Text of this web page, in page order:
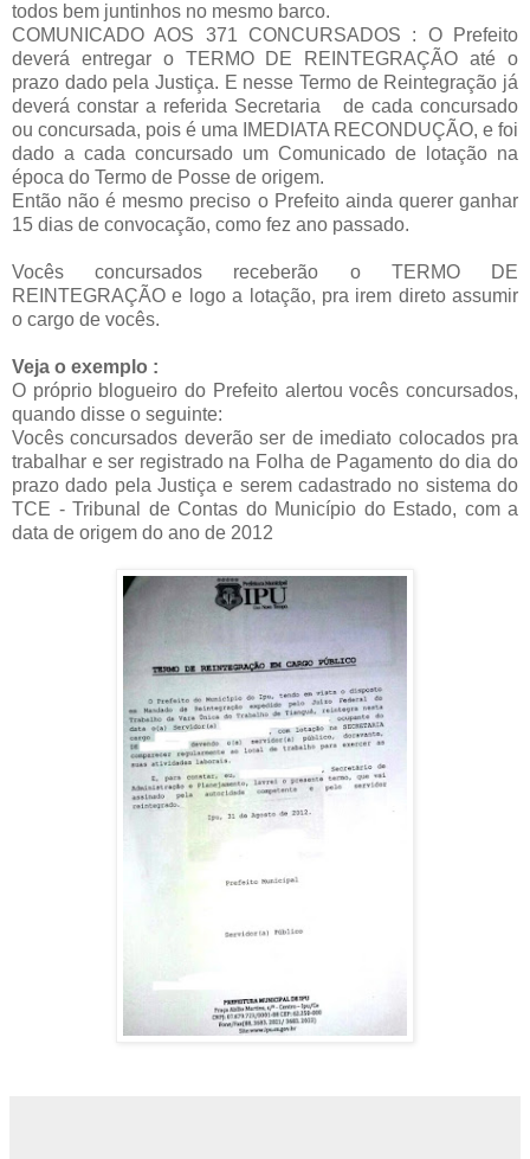
todos bem juntinhos no mesmo barco.
COMUNICADO AOS 371 CONCURSADOS : O Prefeito
deverá entregar o TERMO DE REINTEGRAÇÃO até o
prazo dado pela Justiça. E nesse Termo de Reintegração já
deverá constar a referida Secretaria de cada concursado
ou concursada, pois é uma IMEDIATA RECONDUÇÃO, e foi
dado a cada concursado um Comunicado de lotação na
época do Termo de Posse de origem.
Então não é mesmo preciso o Prefeito ainda querer ganhar
15 dias de convocação, como fez ano passado.
Vocês concursados receberão o TERMO DE
REINTEGRAÇÃO e logo a lotação, pra irem direto assumir
o cargo de vocês.
Veja o exemplo :
O próprio blogueiro do Prefeito alertou vocês concursados,
quando disse o seguinte:
Vocês concursados deverão ser de imediato colocados pra
trabalhar e ser registrado na Folha de Pagamento do dia do
prazo dado pela Justiça e serem cadastrado no sistema do
TCE - Tribunal de Contas do Município do Estado, com a
data de origem do ano de 2012